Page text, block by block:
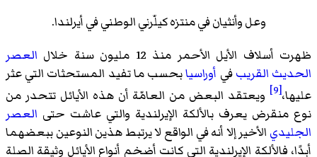
وعل وأنثيان في منتزه كيلّرني الوطني في أيرلندا.
ظهرت أسلاف الأيل الأحمر منذ 12 مليون سنة خلال
العصر
الحديث القريبفي أوراسيابحسب ما تفيد المستحثات التي عثر
عليها،[9]
ويعتقد البعض من العامّة أن هذه الأيائل تتحدر من
نوع منقرض يعرف بالألكة الإيرلندية والتي عاشت حتى العصر
الجليدي الأخير إلا أنه في الواقع لا يرتبط هذين النوعين ببعضهما
أبدًا، فالألكة الإيرلندية التي كانت أضخم أنواع الأيائل وثيقة الصلة